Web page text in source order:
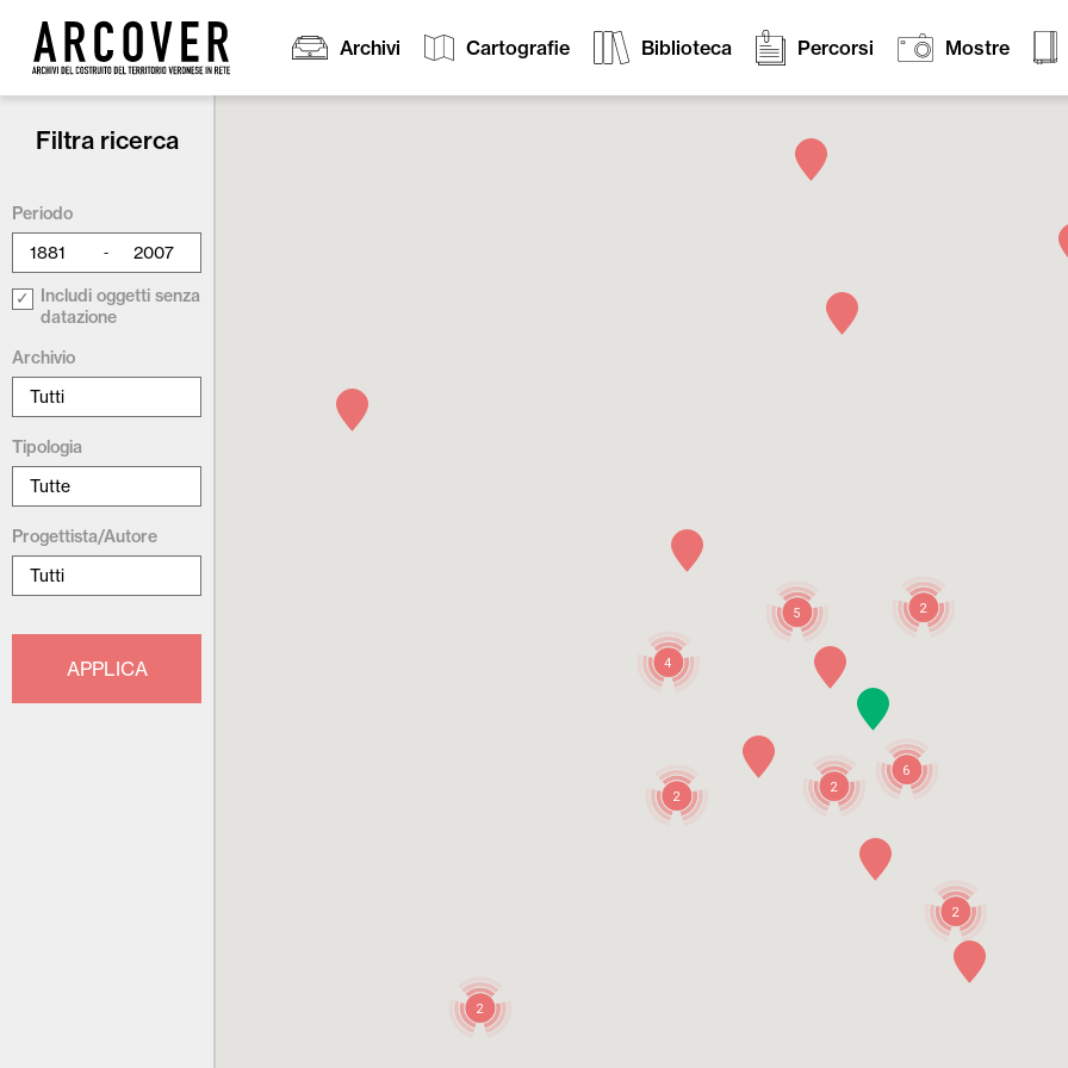
Archivi Cartografie Biblioteca Percorsi Mostre
5
2
2
6
2
2
2
4
Filtra ricerca
Periodo
-
Includi oggetti senza
datazione
Archivio
Tipologia
Progettista/Autore